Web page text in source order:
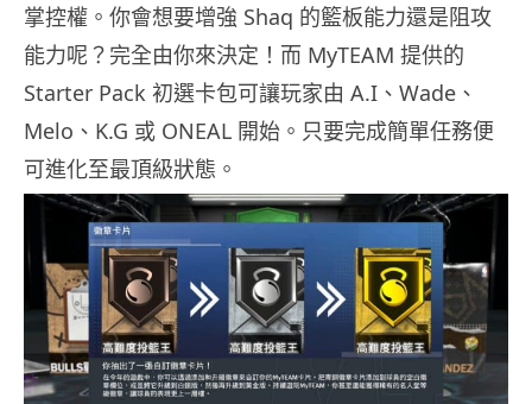
掌控權。你會想要增強 Shaq 的籃板能力還是阻攻
能力呢？完全由你來決定！而 MyTEAM 提供的
Starter Pack 初選卡包可讓玩家由 A.I、Wade、
Melo、K.G 或 ONEAL 開始。只要完成簡單任務便
可進化至最頂級狀態。